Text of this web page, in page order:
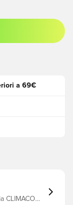
a 69€